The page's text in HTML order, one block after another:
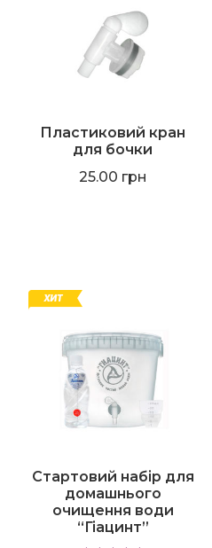
Пластиковий кран
для бочки
25.00 грн
Стартовий набір для
домашнього
очищення води
“Гіацинт”